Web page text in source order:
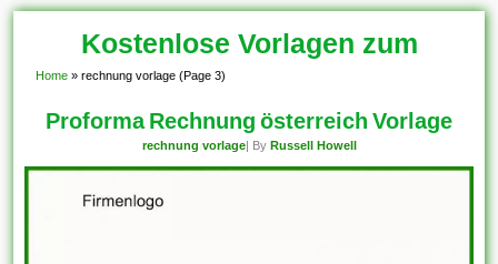
Kostenlose Vorlagen zum
Download!
Home » rechnung vorlage (Page 3)
Proforma Rechnung österreich Vorlage
rechnung vorlage| By Russell Howell